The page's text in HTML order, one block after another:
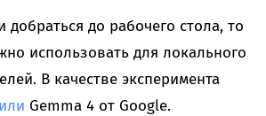
добраться до рабочего стола, то
использовать для локального
В качестве эксперимента
Gemma 4 от Google.